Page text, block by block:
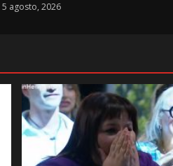
5 agosto, 2026